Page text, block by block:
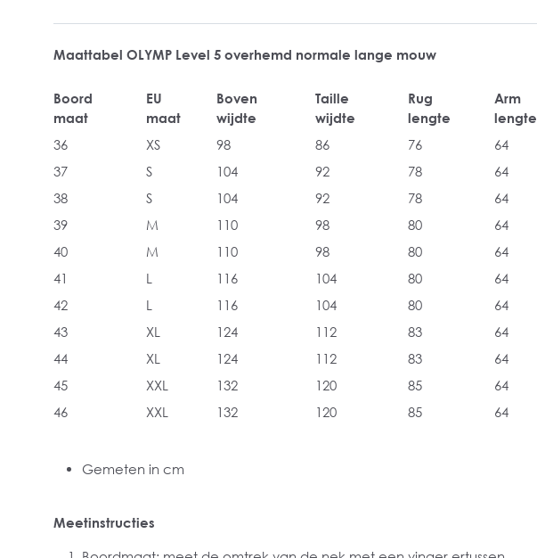
Maattabel OLYMP Level 5 overhemd normale lange mouw
Boord
maat
EU
maat
Boven
wijdte
Taille
wijdte
Rug
lengte
Arm
lengte
36
XS 98 86 76
64
37
S 104 92 78
64
38
S 104 92 78
64
39
M 110 98 80
64
40
M 110 98 80
64
41
L 116 104 80
64
42
L 116 104 80
64
43
XL 124 112 83
64
44
XL 124 112 83
64
45
XXL 132 120 85
64
46
XXL 132 120 85 64
Gemeten in cm
Meetinstructies